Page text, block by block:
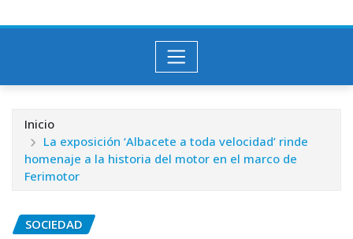
Inicio
La exposición ‘Albacete a toda velocidad’ rinde
homenaje a la historia del motor en el marco de
Ferimotor
SOCIEDAD